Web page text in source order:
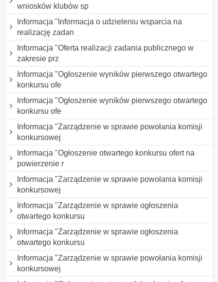
wniosków klubów sp
Informacja "Informacja o udzieleniu wsparcia na
realizację zadan
Informacja "Oferta realizacji zadania publicznego w
zakresie prz
Informacja "Ogłoszenie wyników pierwszego otwartego
konkursu ofe
Informacja "Ogłoszenie wyników pierwszego otwartego
konkursu ofe
Informacja "Zarządzenie w sprawie powołania komisji
konkursowej
Informacja "Ogłoszenie otwartego konkursu ofert na
powierzenie r
Informacja "Zarządzenie w sprawie powołania komisji
konkursowej
Informacja "Zarządzenie w sprawie ogłoszenia
otwartego konkursu
Informacja "Zarządzenie w sprawie ogłoszenia
otwartego konkursu
Informacja "Zarządzenie w sprawie powołania komisji
konkursowej